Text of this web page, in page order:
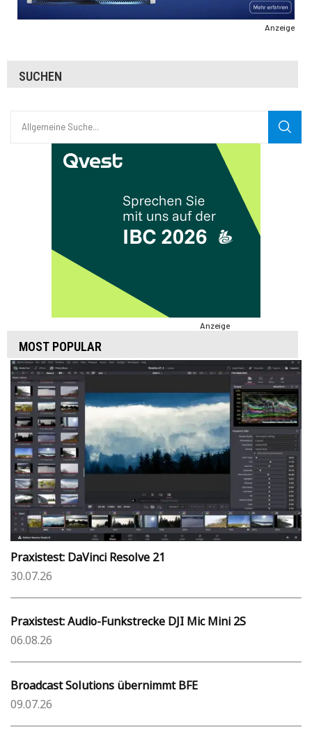
Anzeige
SUCHEN
Anzeige
MOST POPULAR
Praxistest: DaVinci Resolve 21
30.07.26
Praxistest: Audio-Funkstrecke DJI Mic Mini 2S
06.08.26
Broadcast Solutions übernimmt BFE
09.07.26